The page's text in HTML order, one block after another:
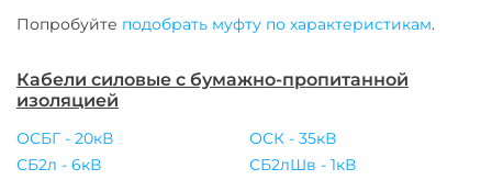
Попробуйте подобрать муфту по характеристикам.
Кабели силовые с бумажно-пропитанной
изоляцией
ОСБГ - 20кВ
ОСК - 35кВ
СБ2л - 6кВ
СБ2лШв - 1кВ